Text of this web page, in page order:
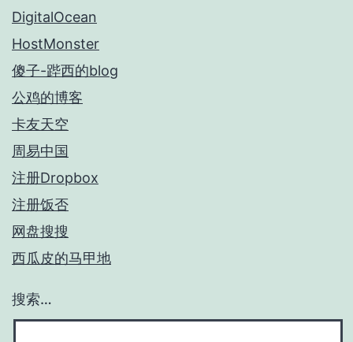
DigitalOcean
HostMonster
傻子-跸西的blog
公鸡的博客
卡友天空
周易中国
注册Dropbox
注册饭否
网盘搜搜
西瓜皮的马甲地
搜索…